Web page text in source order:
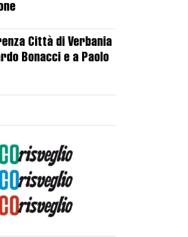
Città di Verbania
Bonacci e a Paolo